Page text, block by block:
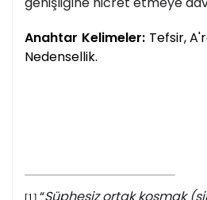
Anahtar Kelimeler: Tefsir,
Nedensellik.
[1]